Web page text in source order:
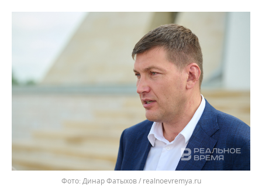
Динар Фатыхов / realnoevremya.ru